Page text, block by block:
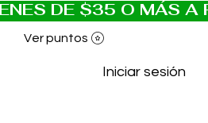
Ver puntos
Iniciar sesión